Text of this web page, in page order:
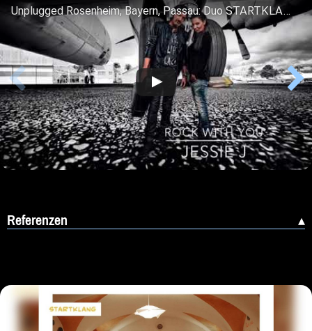
Sonstiges
Beratung
Impressum
Unplugged Rosenheim, Bayern, Passau: Duo STARTKLANG. Soul Pop Mundart. Aus Traunstein.
Gitarre. Gesang. Aus Traunstein für Bayern & Österreich: Duo STARTKLANG. Soul Mundart, Alpen-Rock
Referenzen